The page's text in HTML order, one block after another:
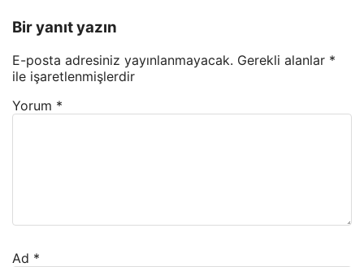
Bir yanıt yazın
E-posta adresiniz yayınlanmayacak. Gerekli alanlar *
ile işaretlenmişlerdir
Yorum *
Ad *